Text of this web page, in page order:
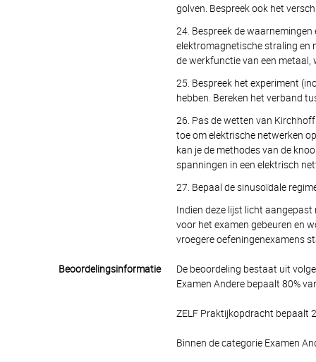
golven. Bespreek ook het
24. Bespreek de
elektromagnetische straling en
de werkfunctie van een metaal,
25. Bespreek het experiment
hebben. Bereken het verband
26. Pas de wetten van
toe om elektrische netwerken
kan je de methodes van de
spanningen in een elektrisch
27. Bepaal de sinusoïdale
Indien deze lijst licht
voor het examen gebeuren en
vroegere oefeningenexamens
Beoordelingsinformatie
De beoordeling bestaat uit
Examen Andere bepaalt 80%
ZELF Praktijkopdracht bepaalt
Binnen de categorie Examen